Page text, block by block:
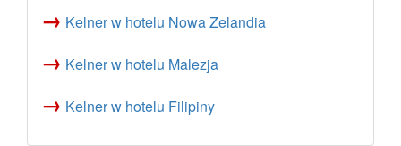
→ Kelner w hotelu Nowa Zelandia
→ Kelner w hotelu Malezja
→ Kelner w hotelu Filipiny